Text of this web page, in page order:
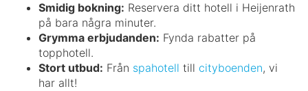
Smidig bokning: Reservera ditt hotell i Heijenrath
på bara några minuter.
Grymma erbjudanden: Fynda rabatter på
topphotell.
Stort utbud: Från spahotell till cityboenden, vi
har allt!